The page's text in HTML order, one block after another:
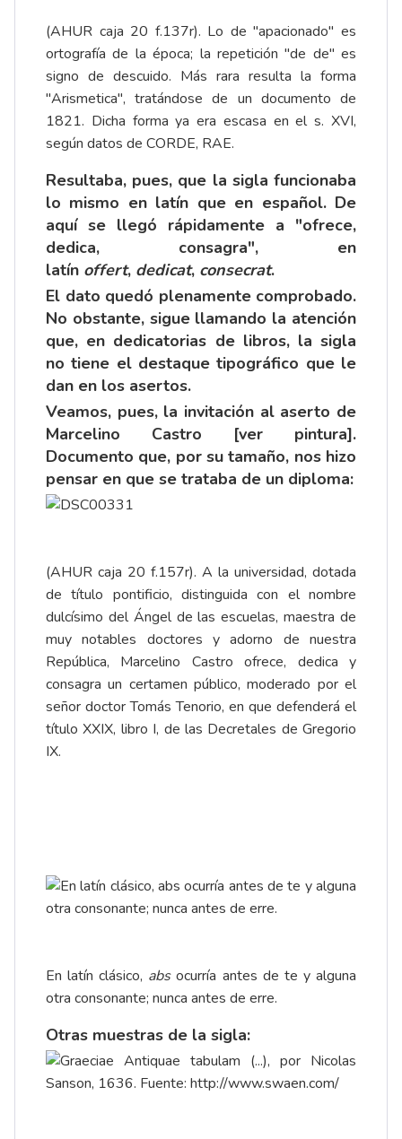
(AHUR caja 20 f.137r). Lo de "apacionado" es
ortografía de la época; la repetición "de de" es
signo de descuido. Más rara resulta la forma
"Arismetica", tratándose de un documento de
1821. Dicha forma ya era escasa en el s. XVI,
según datos de CORDE, RAE.
Resultaba, pues, que la sigla funcionaba
lo mismo en latín que en español. De
aquí se llegó rápidamente a "ofrece,
dedica, consagra", en
latín offert, dedicat, consecrat.
El dato quedó plenamente comprobado.
No obstante, sigue llamando la atención
que, en dedicatorias de libros, la sigla
no tiene el destaque tipográfico que le
dan en los asertos.
Veamos, pues, la invitación al aserto de
Marcelino Castro [ver pintura].
Documento que, por su tamaño, nos hizo
pensar en que se trataba de un diploma:
(AHUR caja 20 f.157r). A la universidad, dotada
de título pontificio, distinguida con el nombre
dulcísimo del Ángel de las escuelas, maestra de
muy notables doctores y adorno de nuestra
República, Marcelino Castro ofrece, dedica y
consagra un certamen público, moderado por el
señor doctor Tomás Tenorio, en que defenderá el
título XXIX, libro I, de las Decretales de Gregorio
IX.
En latín clásico, absocurría antes de te y alguna
otra consonante; nunca antes de erre.
Otras muestras de la sigla: